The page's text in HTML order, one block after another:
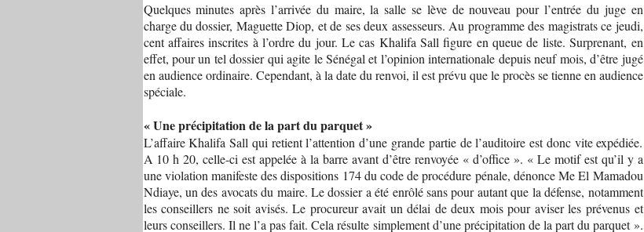
Quelques minutes après l’arrivée du maire, la salle se lève de nouveau pour l’entrée du juge en
charge du dossier, Maguette Diop, et de ses deux assesseurs. Au programme des magistrats ce jeudi,
cent affaires inscrites à l’ordre du jour. Le cas Khalifa Sall figure en queue de liste. Surprenant, en
effet, pour un tel dossier qui agite le Sénégal et l’opinion internationale depuis neuf mois, d’être jugé
en audience ordinaire. Cependant, à la date du renvoi, il est prévu que le procès se tienne en audience
spéciale.
« Une précipitation de la part du parquet »
L’affaire Khalifa Sall qui retient l’attention d’une grande partie de l’auditoire est donc vite expédiée.
A 10 h 20, celle-ci est appelée à la barre avant d’être renvoyée « d’office ». « Le motif est qu’il y a
une violation manifeste des dispositions 174 du code de procédure pénale, dénonce Me El Mamadou
Ndiaye, un des avocats du maire. Le dossier a été enrôlé sans pour autant que la défense, notamment
les conseillers ne soit avisés. Le procureur avait un délai de deux mois pour aviser les prévenus et
leurs conseillers. Il ne l’a pas fait. Cela résulte simplement d’une précipitation de la part du parquet ».